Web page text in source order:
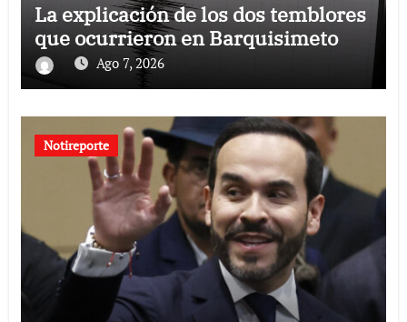
La explicación de los dos temblores
que ocurrieron en Barquisimeto
Ago 7, 2026
Notireporte